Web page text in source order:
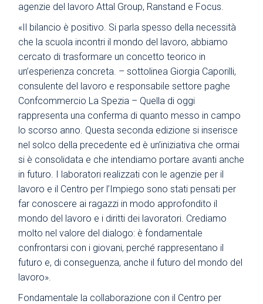
agenzie del lavoro Attal Group, Ranstand e Focus.
«Il bilancio è positivo. Si parla spesso della necessità
che la scuola incontri il mondo del lavoro, abbiamo
cercato di trasformare un concetto teorico in
un’esperienza concreta. – sottolinea Giorgia Caporilli,
consulente del lavoro e responsabile settore paghe
Confcommercio La Spezia – Quella di oggi
rappresenta una conferma di quanto messo in campo
lo scorso anno. Questa seconda edizione si inserisce
nel solco della precedente ed è un’iniziativa che ormai
si è consolidata e che intendiamo portare avanti anche
in futuro. I laboratori realizzati con le agenzie per il
lavoro e il Centro per l’Impiego sono stati pensati per
far conoscere ai ragazzi in modo approfondito il
mondo del lavoro e i diritti dei lavoratori. Crediamo
molto nel valore del dialogo: è fondamentale
confrontarsi con i giovani, perché rappresentano il
futuro e, di conseguenza, anche il futuro del mondo del
lavoro».
Fondamentale la collaborazione con il Centro per